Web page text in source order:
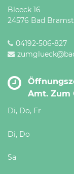
Bleeck 16
24576 Bad
04192-506-827
Amt. Zum
Di, Do, Fr
Di, Do
Sa